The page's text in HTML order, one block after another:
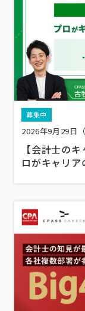
募集中
2026年9月29日
【会計士の
ロがキャリア